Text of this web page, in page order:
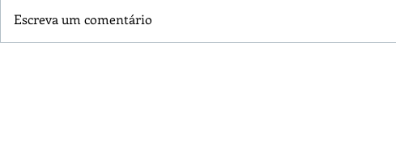
Escreva um comentário